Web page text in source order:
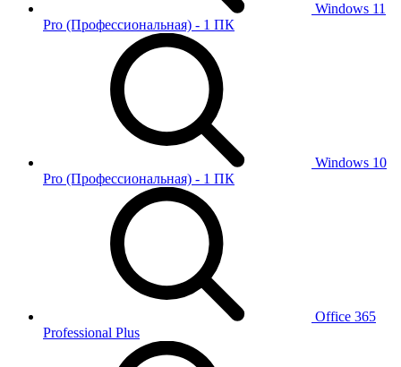
Windows 11
Pro (Профессиональная) - 1 ПК
Windows 10
Pro (Профессиональная) - 1 ПК
Office 365
Professional Plus